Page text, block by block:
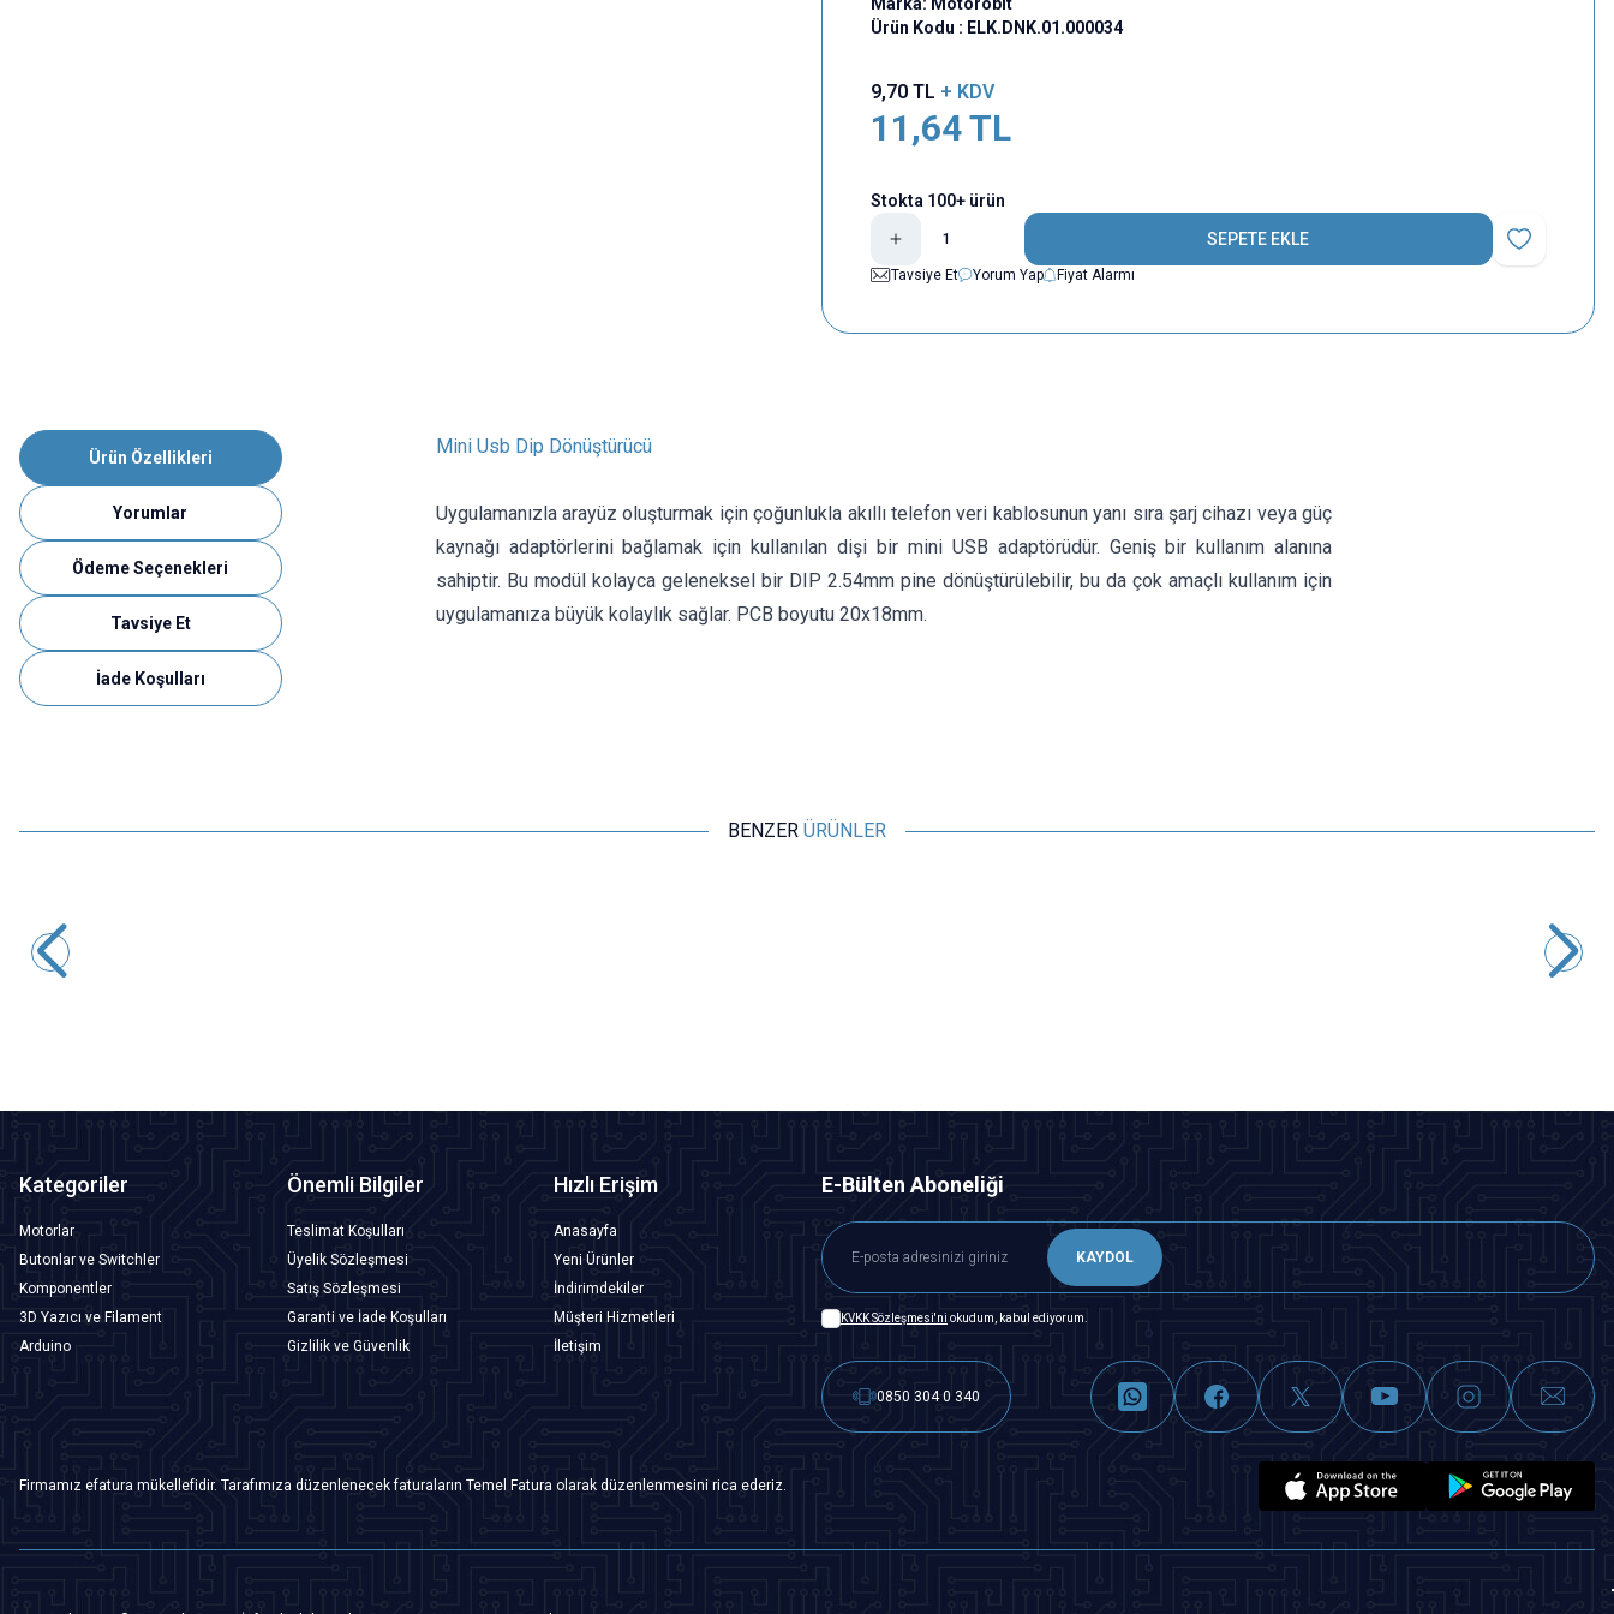
Ürün Kodu : ELK.DNK.01.000034
9,70TL + KDV
11,64TL
Stokta 100+ ürün
SEPETE EKLE
Favoriye Ekle
Tavsiye Et
Yorum Yap Fiyat Alarmı
Ürün Özellikleri
Yorumlar
Ödeme Seçenekleri
Tavsiye Et
İade Koşulları
Mini Usb Dip Dönüştürücü
Uygulamanızla arayüz oluşturmak için çoğunlukla akıllı telefon veri kablosunun yanı sıra şarj cihazı veya güç
kaynağı adaptörlerini bağlamak için kullanılan dişi bir mini USB adaptörüdür. Geniş bir kullanım alanına
sahiptir. Bu modül kolayca geleneksel bir DIP 2.54mm pine dönüştürülebilir, bu da çok amaçlı kullanım için
uygulamanıza büyük kolaylık sağlar. PCB boyutu 20x18mm.
BENZER ÜRÜNLER
Kategoriler
Motorlar
Butonlar ve Switchler
Komponentler
3D Yazıcı ve Filament
Arduino
Önemli Bilgiler
Teslimat Koşulları
Üyelik Sözleşmesi
Satış Sözleşmesi
Garanti ve İade Koşulları
Gizlilik ve Güvenlik
Hızlı Erişim
Anasayfa
Yeni Ürünler
İndirimdekiler
Müşteri Hizmetleri
İletişim
E-Bülten Aboneliği
KAYDOL
KVKK Sözleşmesi'ni okudum, kabul ediyorum.
0850 304 0 340
Firmamız efatura mükellefidir. Tarafımıza düzenlenecek faturaların Temel Fatura olarak düzenlenmesini rica ederiz.